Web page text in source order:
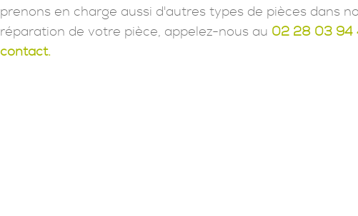
prenons en charge aussi d'autres types de pièces dans
réparation de votre pièce, appelez-nous au 02 28 03 94
contact.